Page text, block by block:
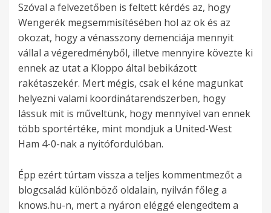
Szóval a felvezetőben is feltett kérdés az, hogy
Wengerék megsemmisítésében hol az ok és az
okozat, hogy a vénasszony demenciája mennyit
vállal a végeredményből, illetve mennyire kövezte ki
ennek az utat a Kloppo által bebikázott
rakétaszekér. Mert mégis, csak el kéne magunkat
helyezni valami koordinátarendszerben, hogy
lássuk mit is műveltünk, hogy mennyivel van ennek
több sportértéke, mint mondjuk a United-West
Ham 4-0-nak a nyitófordulóban.
Épp ezért túrtam vissza a teljes kommentmezőt a
blogcsalád különböző oldalain, nyilván főleg a
knows.hu-n, mert a nyáron eléggé elengedtem a